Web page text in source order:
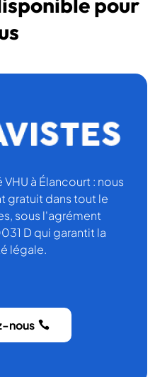
à Élancourt : nous
gratuit dans tout le
sous l'agrément
D qui garantit la
légale.
nous